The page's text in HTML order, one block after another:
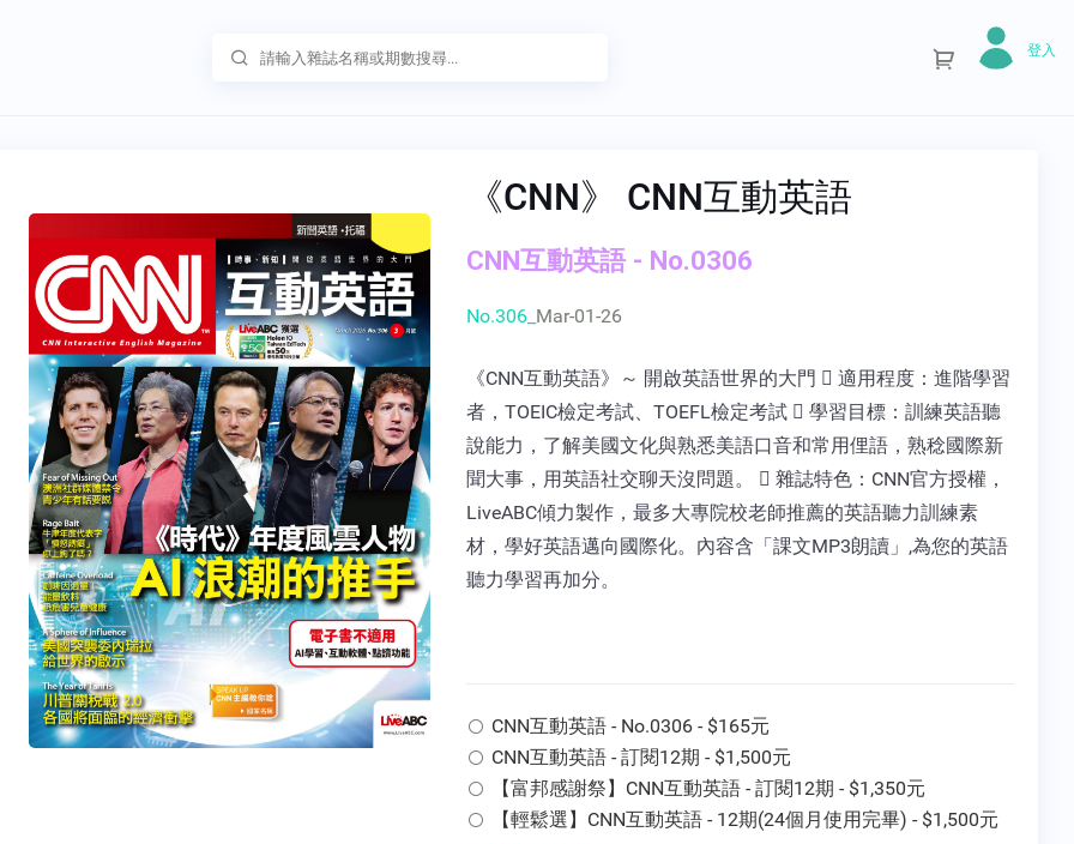
登入
《CNN》 CNN互動英語
CNN互動英語 - No.0306
No.306_ Mar-01-26
《CNN互動英語》～ 開啟英語世界的大門  適用程度：進階學習
者，TOEIC檢定考試、TOEFL檢定考試  學習目標：訓練英語聽
說能力，了解美國文化與熟悉美語口音和常用俚語，熟稔國際新
聞大事，用英語社交聊天沒問題。  雜誌特色：CNN官方授權，
LiveABC傾力製作，最多大專院校老師推薦的英語聽力訓練素
材，學好英語邁向國際化。內容含「課文MP3朗讀」,為您的英語
聽力學習再加分。
CNN互動英語 - No.0306 - $165元
CNN互動英語 - 訂閱12期 - $1,500元
【富邦感謝祭】CNN互動英語 - 訂閱12期 - $1,350元
【輕鬆選】CNN互動英語 - 12期(24個月使用完畢) - $1,500元